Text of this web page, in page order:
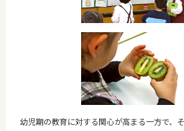
幼児期の教育に対する関心が高まる一方で、